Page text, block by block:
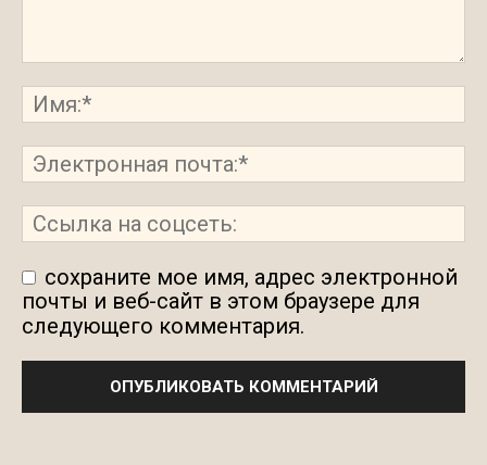
сохраните мое имя, адрес электронной
почты и веб-сайт в этом браузере для
следующего комментария.